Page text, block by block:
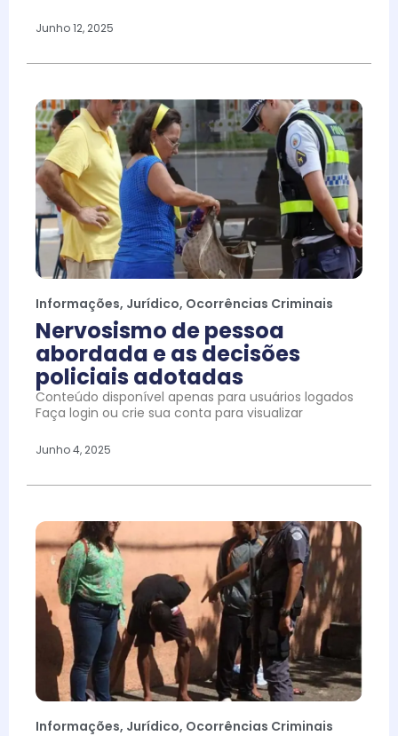
Junho 12, 2025
Informações, Jurídico, Ocorrências Criminais
Nervosismo de pessoa
abordada e as decisões
policiais adotadas
Conteúdo disponível apenas para usuários logados
Faça login ou crie sua conta para visualizar
Junho 4, 2025
Informações, Jurídico, Ocorrências Criminais